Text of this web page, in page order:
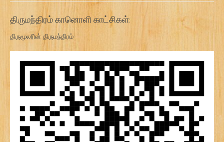
திருமந்திரம் கானொளி காட்சிகள்:
திருமூலரின் திருமந்திரம்